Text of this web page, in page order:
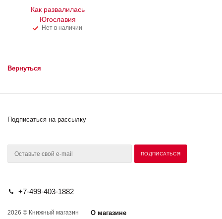
Как развалилась
Югославия
Нет в наличии
Вернуться
Подписаться на рассылку
+7-499-403-1882
2026 © Книжный магазин
О магазине